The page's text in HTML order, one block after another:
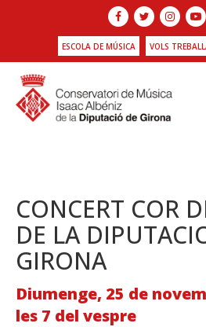
ESCOLA DE MÚSICA VOLS
CONCERT COR
DE LA
GIRONA
Diumenge, 25 de
les 7 del vespre